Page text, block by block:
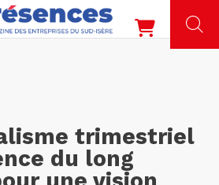
trimestriel
du long